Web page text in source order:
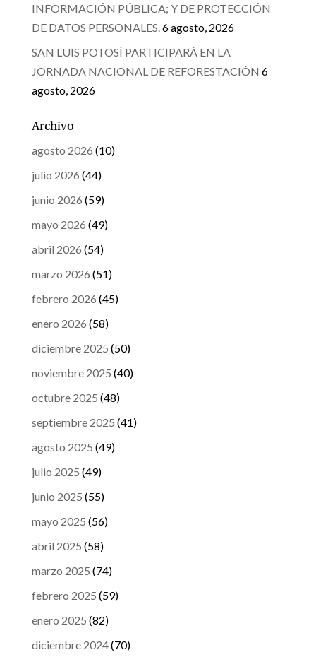
INFORMACIÓN PÚBLICA; Y DE PROTECCIÓN
DE DATOS PERSONALES.6 agosto, 2026
SAN LUIS POTOSÍ PARTICIPARÁ EN LA
JORNADA NACIONAL DE REFORESTACIÓN 6
agosto, 2026
Archivo
agosto 2026 (10)
julio 2026 (44)
junio 2026 (59)
mayo 2026 (49)
abril 2026 (54)
marzo 2026 (51)
febrero 2026 (45)
enero 2026 (58)
diciembre 2025 (50)
noviembre 2025 (40)
octubre 2025 (48)
septiembre 2025 (41)
agosto 2025 (49)
julio 2025 (49)
junio 2025 (55)
mayo 2025 (56)
abril 2025 (58)
marzo 2025 (74)
febrero 2025 (59)
enero 2025 (82)
diciembre 2024(70)